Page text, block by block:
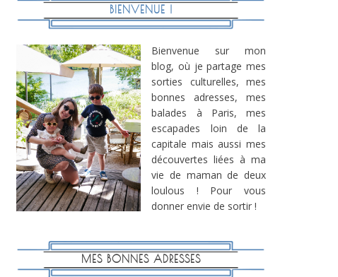
BIENVENUE !
Bienvenue sur mon
blog, où je partage mes
sorties culturelles, mes
bonnes adresses, mes
balades à Paris, mes
escapades loin de la
capitale mais aussi mes
découvertes liées à ma
vie de maman de deux
loulous ! Pour vous
donner envie de sortir !
MES BONNES ADRESSES